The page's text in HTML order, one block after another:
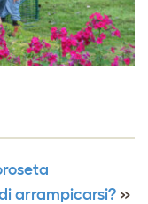
arrampicarsi? »